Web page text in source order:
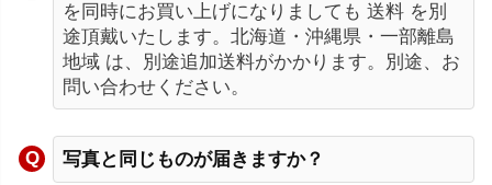
を同時にお買い上げになりましても 送料 を別
途頂戴いたします。北海道・沖縄県・一部離島
地域 は、別途追加送料がかかります。別途、お
問い合わせください。
写真と同じものが届きますか？